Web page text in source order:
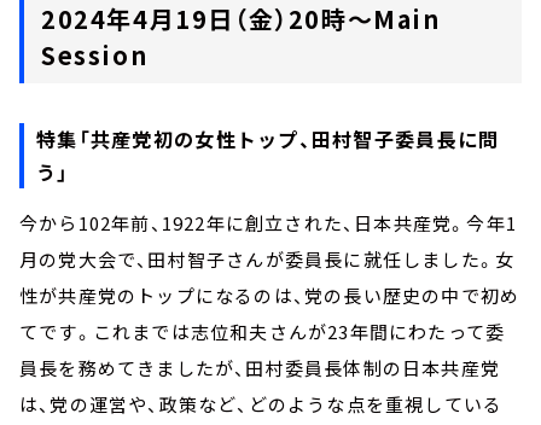
2024年4月19日（金）20時～Main
Session
特集「共産党初の女性トップ、田村智子委員長に問
う」
今から102年前、1922年に創立された、日本共産党。今年1
月の党大会で、田村智子さんが委員長に就任しました。女
性が共産党のトップになるのは、党の長い歴史の中で初め
てです。これまでは志位和夫さんが23年間にわたって委
員長を務めてきましたが、田村委員長体制の日本共産党
は、党の運営や、政策など、どのような点を重視している